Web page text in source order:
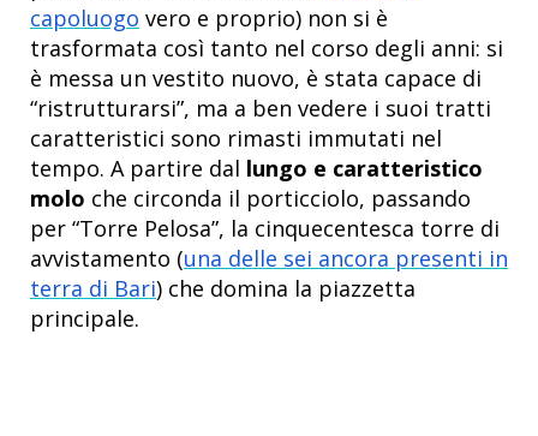
capoluogo vero e proprio) non si è
trasformata così tanto nel corso degli anni: si
è messa un vestito nuovo, è stata capace di
“ristrutturarsi”, ma a ben vedere i suoi tratti
caratteristici sono rimasti immutati nel
tempo. A partire dal lungo e caratteristico
molo che circonda il porticciolo, passando
per “Torre Pelosa”, la cinquecentesca torre di
avvistamento (una delle sei ancora presenti in
terra di Bari) che domina la piazzetta
principale.